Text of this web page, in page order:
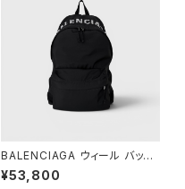
BALENCIAGA ウィール バック
パック ブラック
¥53,800